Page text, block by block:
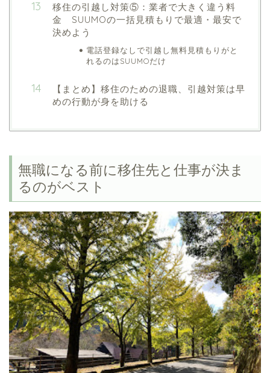
移住の引越し対策⑤：業者で大きく違う料
金 SUUMOの一括見積もりで最適・最安で
決めよう
電話登録なしで引越し無料見積もりがと
れるのはSUUMOだけ
【まとめ】移住のための退職、引越対策は早
めの行動が身を助ける
無職になる前に移住先と仕事が決ま
るのがベスト